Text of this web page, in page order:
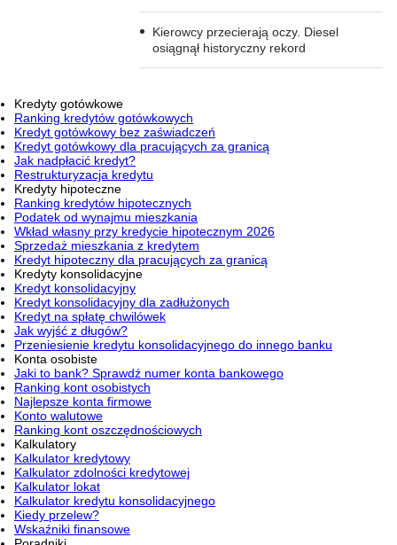
Kierowcy przecierają oczy. Diesel
osiągnął historyczny rekord
Kredyty gotówkowe
Ranking kredytów gotówkowych
Kredyt gotówkowy bez zaświadczeń
Kredyt gotówkowy dla pracujących za granicą
Jak nadpłacić kredyt?
Restrukturyzacja kredytu
Kredyty hipoteczne
Ranking kredytów hipotecznych
Podatek od wynajmu mieszkania
Wkład własny przy kredycie hipotecznym 2026
Sprzedaż mieszkania z kredytem
Kredyt hipoteczny dla pracujących za granicą
Kredyty konsolidacyjne
Kredyt konsolidacyjny
Kredyt konsolidacyjny dla zadłużonych
Kredyt na spłatę chwilówek
Jak wyjść z długów?
Przeniesienie kredytu konsolidacyjnego do innego banku
Konta osobiste
Jaki to bank? Sprawdź numer konta bankowego
Ranking kont osobistych
Najlepsze konta firmowe
Konto walutowe
Ranking kont oszczędnościowych
Kalkulatory
Kalkulator kredytowy
Kalkulator zdolności kredytowej
Kalkulator lokat
Kalkulator kredytu konsolidacyjnego
Kiedy przelew?
Wskaźniki finansowe